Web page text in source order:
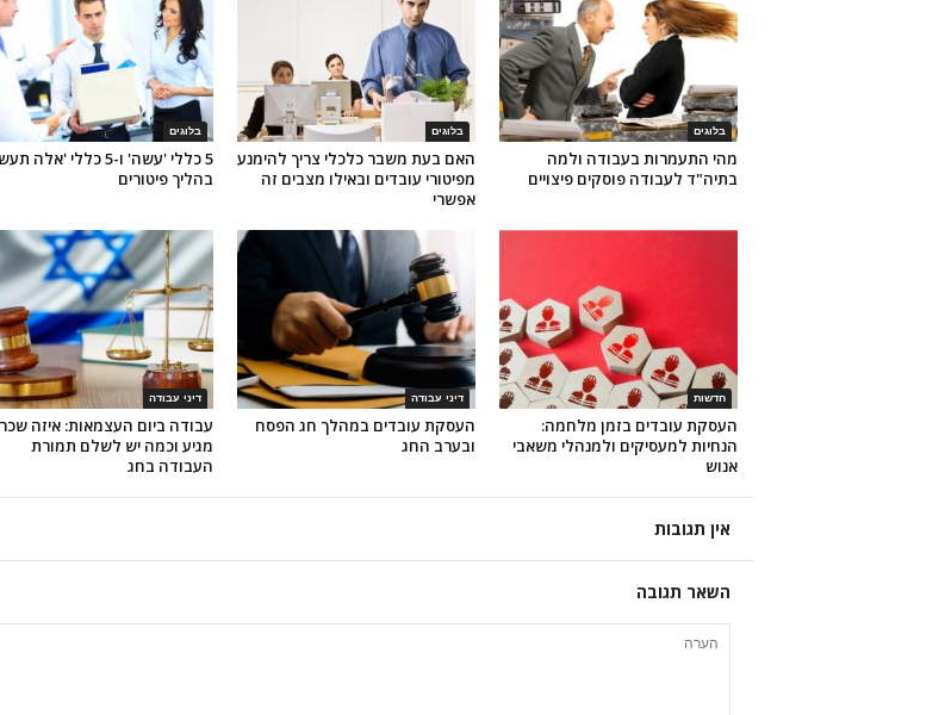
בלוגים
5 כללי 'עשה' ו-5 כללי 'אלה
בהליך פיטורים
בלוגים
האם בעת משבר כלכלי צריך להימנע
מפיטורי עובדים ובאילו מצבים זה
אפשרי
בלוגים
מהי התעמרות בעבודה ולמה
בתיה"ד לעבודה פוסקים פיצויים
דיני עבודה
עבודה ביום העצמאות: איזה שכר
מגיע וכמה יש לשלם תמורת
העבודה בחג
דיני עבודה
העסקת עובדים במהלך חג הפסח
ובערב החג
חדשות
העסקת עובדים בזמן מלחמה:
הנחיות למעסיקים ולמנהלי משאבי
אנוש
אין תגובות
השאר תגובה